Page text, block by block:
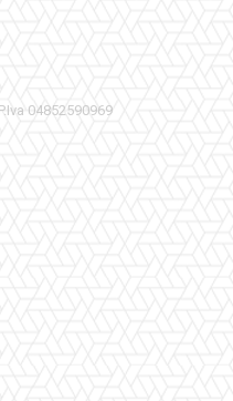
04852590969